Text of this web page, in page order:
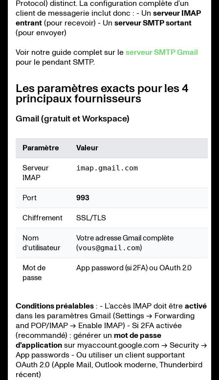
Protocol) distinct. La configuration complète d’un
client de messagerie inclut donc : - Un serveur IMAP
entrant (pour recevoir) - Un serveur SMTP sortant
(pour envoyer)
Voir notre guide complet sur le serveur SMTP Gmail
pour le pendant SMTP.
Les paramètres exacts pour les 4
principaux fournisseurs
Gmail (gratuit et Workspace)
Paramètre Valeur
Serveur
IMAP
imap.gmail.com
Port 993
Chiffrement SSL/TLS
Nom
d’utilisateur
Votre adresse Gmail complète
(vous@gmail.com)
Mot de
passe
App password (si 2FA) ou OAuth 2.0
Conditions préalables : - L’accès IMAP doit être activé
dans les paramètres Gmail (Settings → Forwarding
and POP/IMAP → Enable IMAP) - Si 2FA activée
(recommandé) : générer un mot de passe
d’application sur myaccount.google.com → Security →
App passwords - Ou utiliser un client supportant
OAuth 2.0 (Apple Mail, Outlook moderne, Thunderbird
récent)